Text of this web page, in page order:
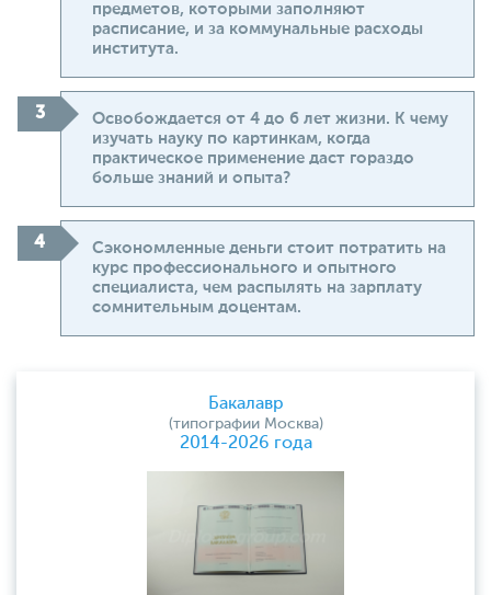
предметов, которыми заполняют
расписание, и за коммунальные расходы
института.
Освобождается от 4 до 6 лет жизни. К чему
изучать науку по картинкам, когда
практическое применение даст гораздо
больше знаний и опыта?
Сэкономленные деньги стоит потратить на
курс профессионального и опытного
специалиста, чем распылять на зарплату
сомнительным доцентам.
Бакалавр
(типографии Москва)
2014-2026 года